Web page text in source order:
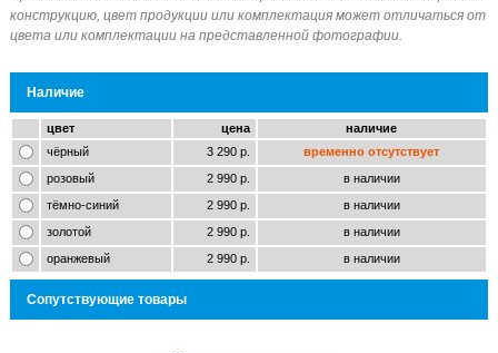
Наличие
цвет цена
наличие
чёрный
3 290 р.
временно отсутствует
розовый
2 990 р.
в наличии
тёмно-синий
2 990 р.
в наличии
золотой
2 990 р.
в наличии
оранжевый
2 990 р. в наличии
Сопутствующие товары